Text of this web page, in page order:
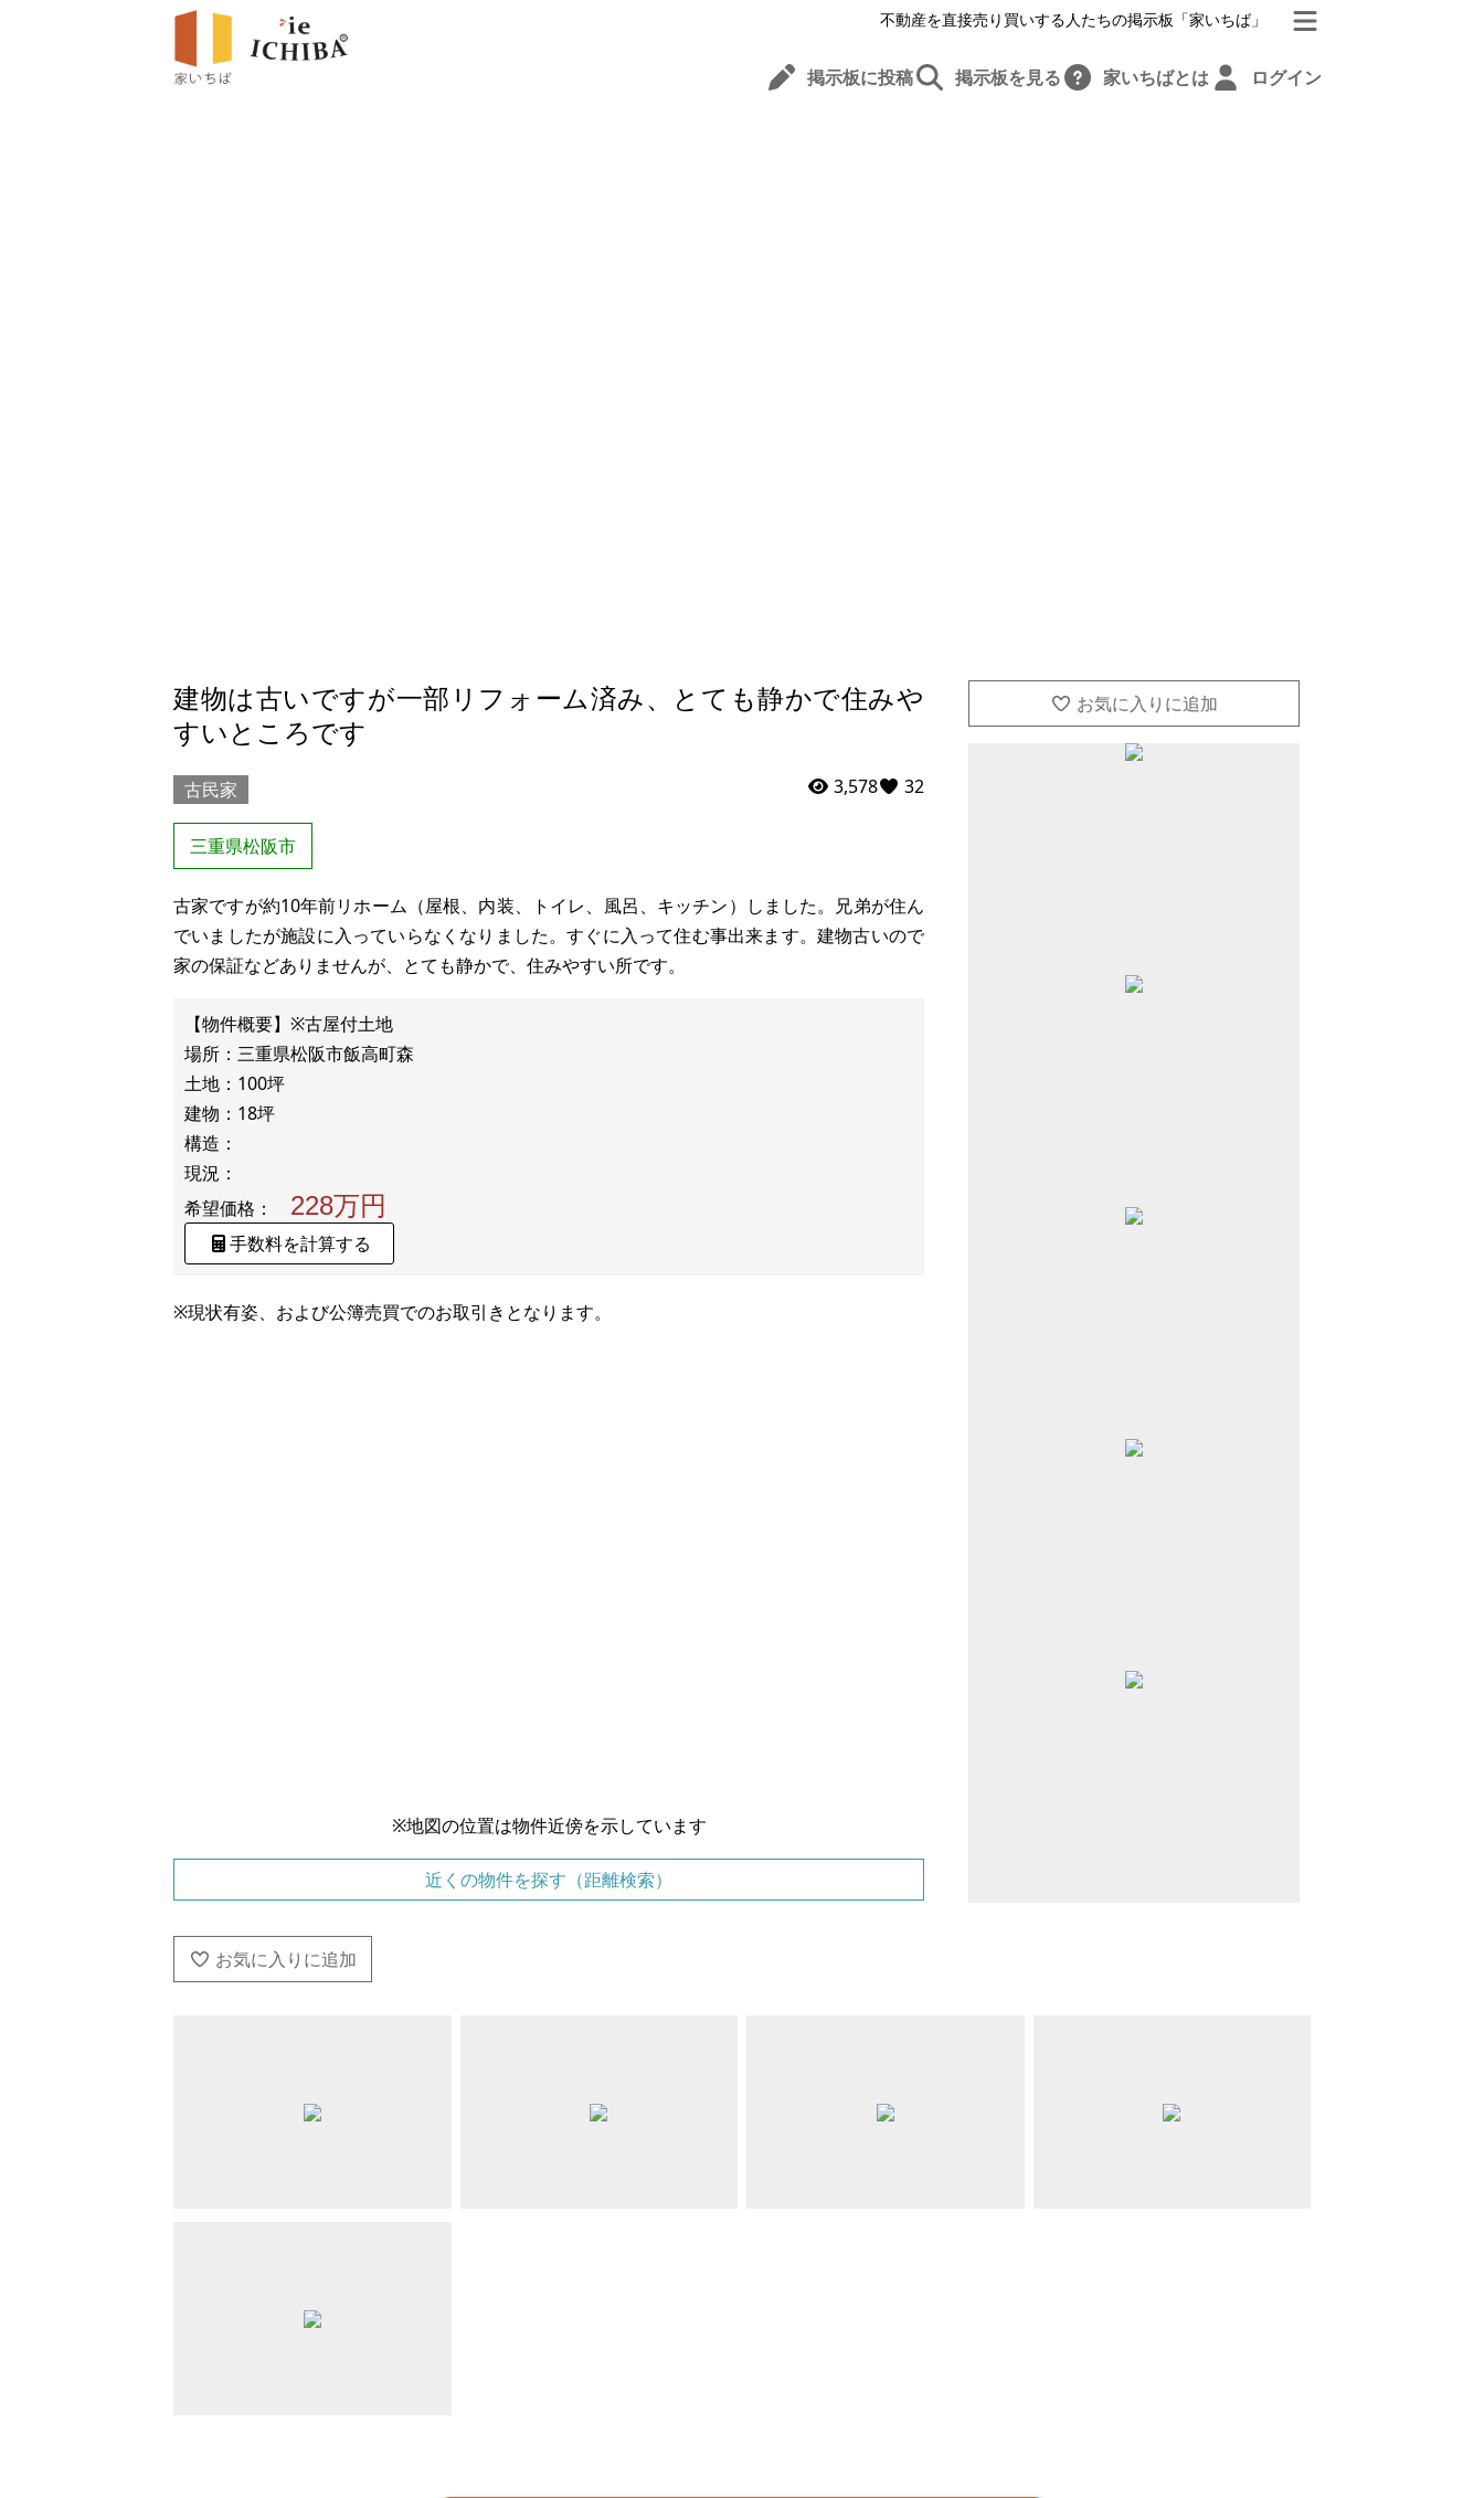
不動産を直接売り買いする人たちの掲示板「家いちば」
掲示板に投稿 掲示板を見る 家いちばとは ログイン
建物は古いですが一部リフォーム済み、とても静かで住みや
すいところです
古民家
三重県松阪市
3,578 32
古家ですが約10年前リホーム（屋根、内装、トイレ、風呂、キッチン）しました。兄弟が住ん
でいましたが施設に入っていらなくなりました。すぐに入って住む事出来ます。建物古いので
家の保証などありませんが、とても静かで、住みやすい所です。
【物件概要】※古屋付土地
場所：三重県松阪市飯高町森
土地：100坪
建物：18坪
構造：
希望価格：
228万円
手数料を計算する
※現状有姿、および公簿売買でのお取引きとなります。
※地図の位置は物件近傍を示しています
近くの物件を探す（距離検索）